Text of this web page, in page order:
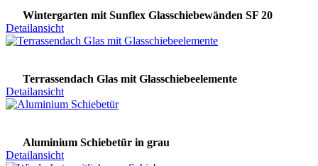
Wintergarten mit Sunflex Glasschiebewänden SF 20
Detailansicht
Terrassendach Glas mit Glasschiebeelemente
Detailansicht
Aluminium Schiebetür in grau
Detailansicht